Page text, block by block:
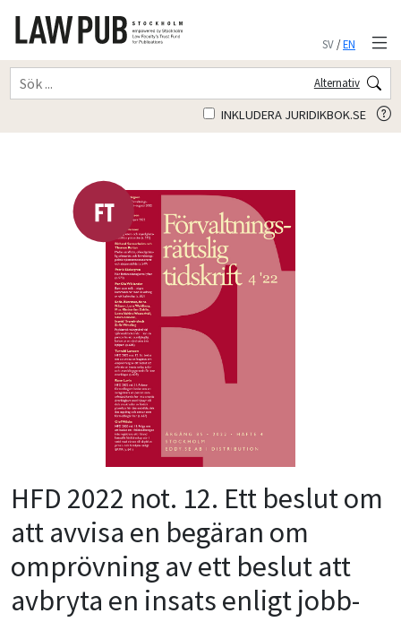
SV/EN
Alternativ
INKLUDERA JURIDIKBOK.SE
HFD 2022 not. 12. Ett beslut om
att avvisa en begäran om
omprövning av ett beslut att
avbryta en insats enligt jobb-